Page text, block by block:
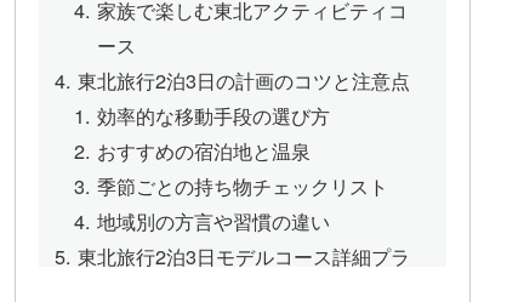
家族で楽しむ東北アクティビティコ
ース
東北旅行2泊3日の計画のコツと注意点
効率的な移動手段の選び方
おすすめの宿泊地と温泉
季節ごとの持ち物チェックリスト
地域別の方言や習慣の違い
東北旅行2泊3日モデルコース詳細プラ